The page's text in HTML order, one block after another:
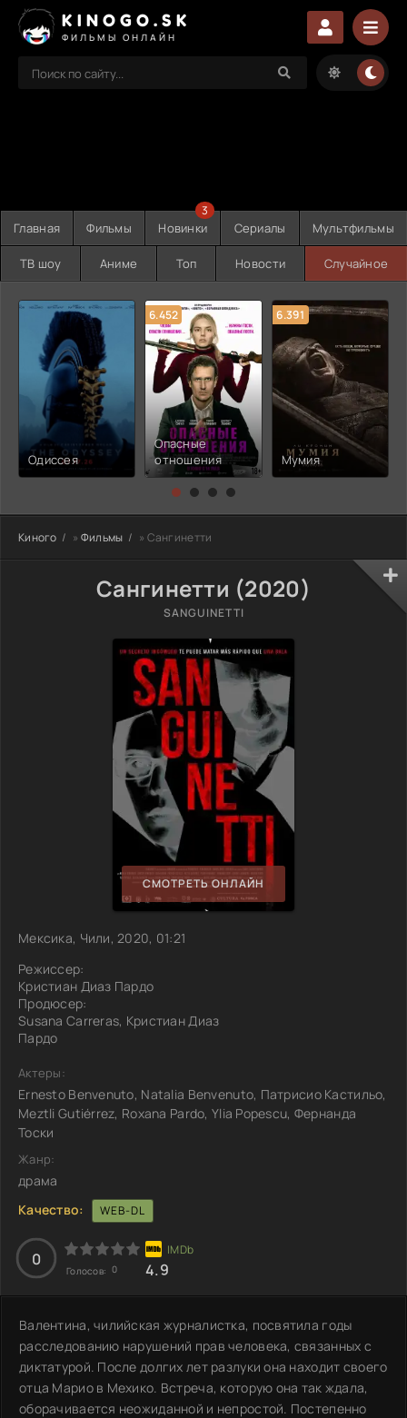
KINOGO.SK
ФИЛЬМЫ ОНЛАЙН
Главная Фильмы Новинки
3
Сериалы Мультфильмы
ТВ шоу Аниме Топ Новости Случайное
Одиссея
6.452
Опасные
отношения
6.391
Мумия
Киного » Фильмы » Сангинетти
Сангинетти (2020)
SANGUINETTI
СМОТРЕТЬ ОНЛАЙН
Мексика, Чили, 2020, 01:21
Режиссер:
Кристиан Диаз Пардо
Продюсер:
Susana Carreras, Кристиан Диаз
Пардо
Актеры:
Ernesto Benvenuto, Natalia Benvenuto, Патрисио Кастильо,
Meztli Gutiérrez, Roxana Pardo, Ylia Popescu, Фернанда
Тоски
Жанр:
драма
Качество:
WEB-DL
0
Голосов: 0 4.9
Валентина, чилийская журналистка, посвятила годы
расследованию нарушений прав человека, связанных с
диктатурой. После долгих лет разлуки она находит своего
отца Марио в Мехико. Встреча, которую она так ждала,
оборачивается неожиданной и непростой. Постепенно